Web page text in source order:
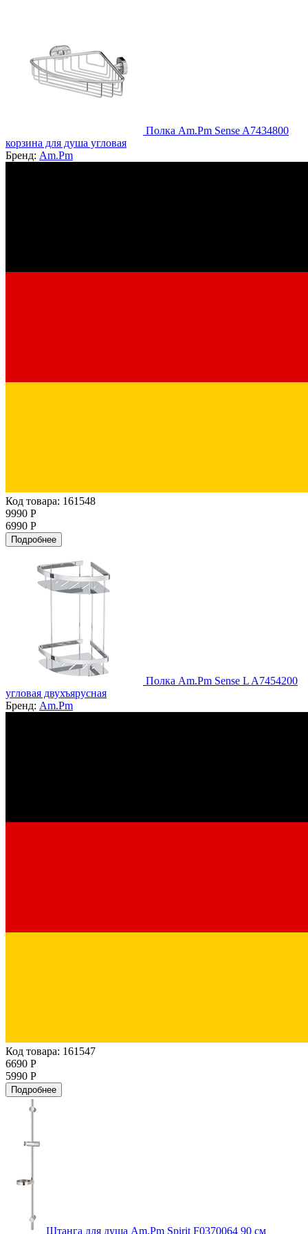
Полка Am.Pm Sense A7434800
корзина для душа угловая
Бренд: Am.Pm
Код товара: 161548
9990 Р
6990 Р
Подробнее
Полка Am.Pm Sense L A7454200
угловая двухъярусная
Бренд: Am.Pm
Код товара: 161547
6690 Р
5990 Р
Подробнее
Штанга для душа Am.Pm Spirit F0370064 90 см